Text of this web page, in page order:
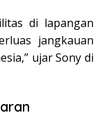
di lapangan
jangkauan
ujar Sony di